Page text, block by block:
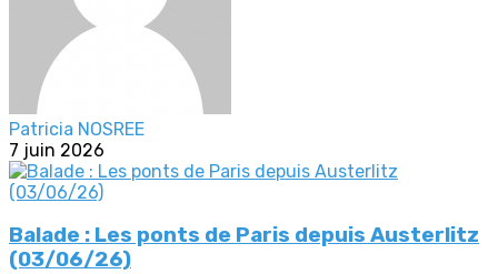
Patricia NOSREE
7 juin 2026
Balade : Les ponts de Paris depuis Austerlitz
(03/06/26)